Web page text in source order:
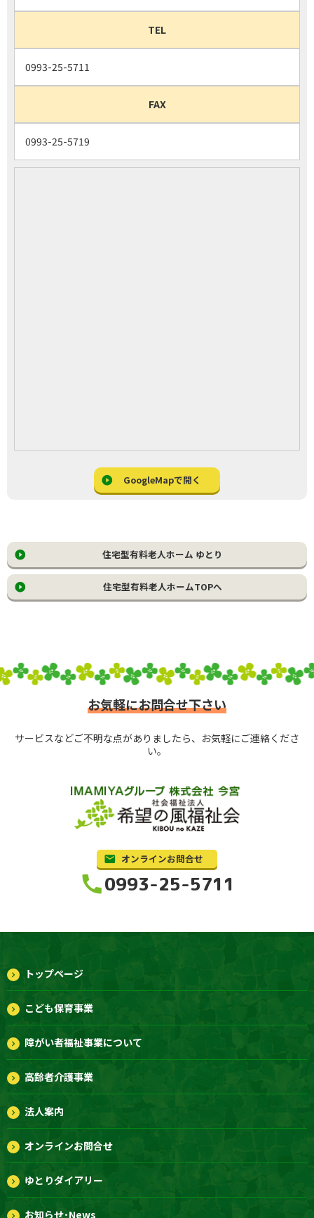
TEL
0993-25-5711
FAX
0993-25-5719
GoogleMapで開く
住宅型有料老人ホーム ゆとり
住宅型有料老人ホームTOPへ
お気軽にお問合せ下さい
サービスなどご不明な点がありましたら、お気軽にご連絡くださ
い。
オンラインお問合せ
call0993-25-5711
トップページ
こども保育事業
障がい者福祉事業について
高齢者介護事業
法人案内
オンラインお問合せ
ゆとりダイアリー
お知らせ･News